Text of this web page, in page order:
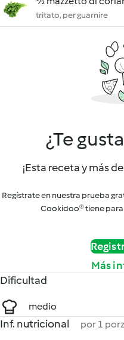
tritato, per guarnire
¿Te
¡Esta receta y más
Regístrate en nuestra prueba
Cookidoo® tiene
Más
Dificultad
medio
Inf. nutricional por 1